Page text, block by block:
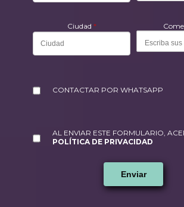
Ciudad *
CONTACTAR POR WHATSAPP
AL ENVIAR ESTE FORMULARIO,
POLÍTICA DE PRIVACIDAD